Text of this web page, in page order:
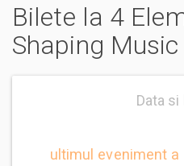
Bilete la 4
Shaping Music
Data
ultimul eveniment